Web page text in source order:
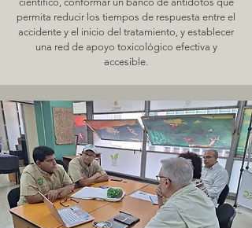
permita reducir los tiempos de respuesta entre el
accidente y el inicio del tratamiento, y establecer
una red de apoyo toxicológico efectiva y
accesible.